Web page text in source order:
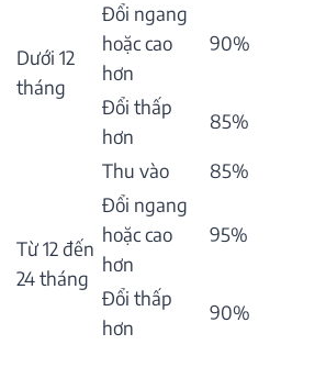
Dưới 12
tháng
Đổi ngang
hoặc cao
hơn
90%
Đổi thấp
hơn
85%
Từ 12 đến
24 tháng
Thu vào
85%
Đổi ngang
hoặc cao
hơn
95%
Đổi thấp
hơn
90%